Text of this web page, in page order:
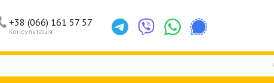
Консультація
+38 (066) 161 57 57